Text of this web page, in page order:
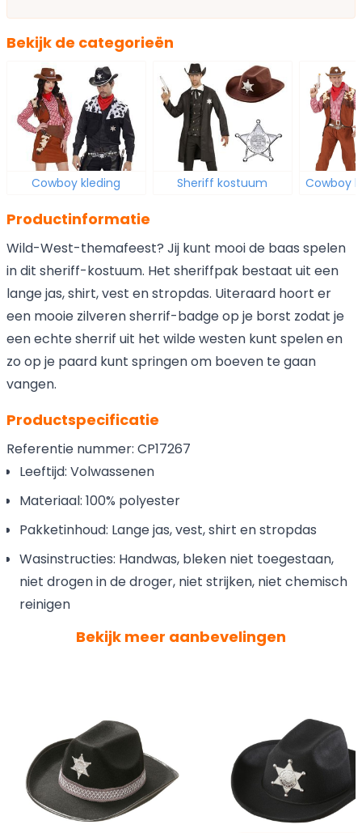
Bekijk de categorieën
Cowboy kleding Sheriff kostuum Cowboy
Productinformatie
Wild-West-themafeest? Jij kunt mooi de baas spelen
in dit sheriff-kostuum. Het sheriffpak bestaat uit een
lange jas, shirt, vest en stropdas. Uiteraard hoort er
een mooie zilveren sherrif-badge op je borst zodat je
een echte sherrif uit het wilde westen kunt spelen en
zo op je paard kunt springen om boeven te gaan
vangen.
Productspecificatie
Referentie nummer: CP17267
Leeftijd: Volwassenen
Materiaal: 100% polyester
Pakketinhoud: Lange jas, vest, shirt en stropdas
Wasinstructies: Handwas, bleken niet toegestaan,
niet drogen in de droger, niet strijken, niet chemisch
reinigen
Bekijk meer aanbevelingen